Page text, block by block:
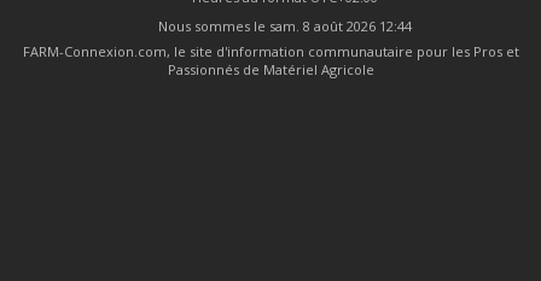
Nous sommes le sam. 8 août 2026 12:44
FARM-Connexion.com, le site d'information communautaire pour les Pros et
Passionnés de Matériel Agricole